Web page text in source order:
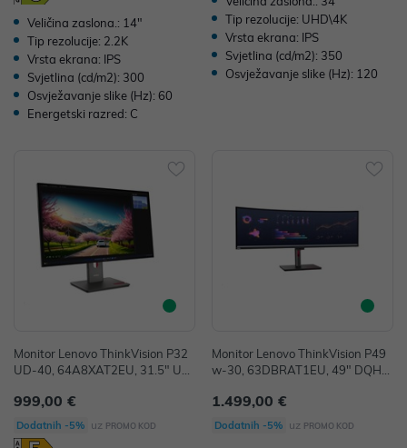
Veličina zaslona.: 14"
Tip rezolucije: 2.2K
Vrsta ekrana: IPS
Svjetlina (cd/m2): 300
Osvježavanje slike (Hz): 60
Energetski razred: C
Tip rezolucije: UHD\4K
Vrsta ekrana: IPS
Svjetlina (cd/m2): 350
Osvježavanje slike (Hz): 120
Monitor Lenovo ThinkVision P32
UD-40, 64A8XAT2EU, 31.5" UH
mj
999,00 €
Dodatnih -5% uz PROMO KOD
Monitor Lenovo ThinkVision P49
w-30, 63DBRAT1EU, 49" DQHD
mj
1.499,00 €
Dodatnih -5% uz PROMO KOD